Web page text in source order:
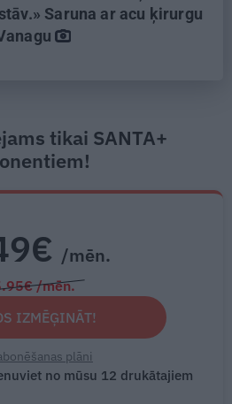
Saruna ar acu ķirurgu
tikai SANTA+
/mēn.
/mēn.
IZMĒĢINĀT!
plāni
no mūsu 12 drukātajiem